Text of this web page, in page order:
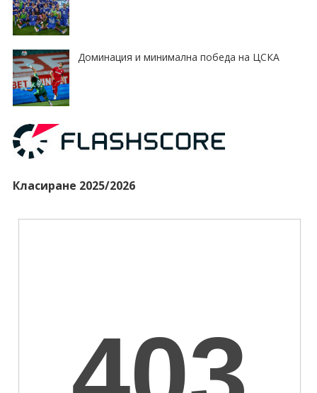
Доминация и минимална победа на ЦСКА
Класиране 2025/2026